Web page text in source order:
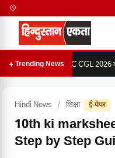
Trending NewsSSC CGL 2026
Hindi News / शिक्षा ई-पेपर
10th ki
Step by Step